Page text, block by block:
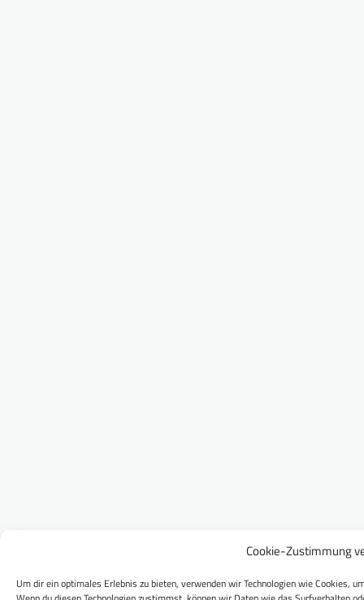
Cookie-Zustimmung
Um dir ein optimales Erlebnis zu bieten, verwenden wir Technologien wie Cookies,